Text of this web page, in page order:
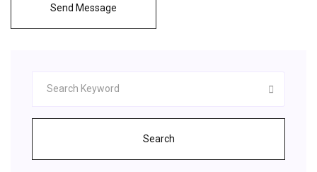
Send Message
Search